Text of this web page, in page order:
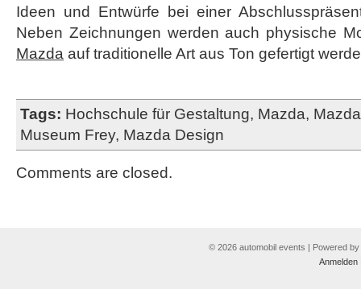
Ideen und Entwürfe bei einer
Neben Zeichnungen werden auch physische
Mazda auf traditionelle Art aus Ton gefertigt
Tags: Hochschule für Gestaltung, Mazda,
Museum Frey, Mazda Design
Comments are closed.
© 2026 automobil events | Powered by
Anmelden|